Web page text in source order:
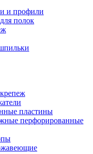
и профили
полок
пластины
перфорированные